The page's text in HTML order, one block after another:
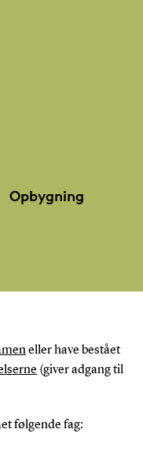
Opbygning
eller have bestået
(giver adgang til
følgende fag: